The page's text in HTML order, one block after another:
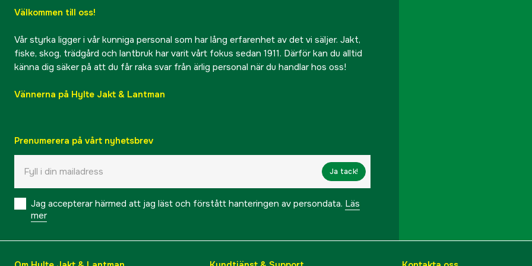
Välkommen till oss!
Vår styrka ligger i vår kunniga personal som har lång erfarenhet av det vi säljer. Jakt,
fiske, skog, trädgård och lantbruk har varit vårt fokus sedan 1911. Därför kan du alltid
känna dig säker på att du får raka svar från ärlig personal när du handlar hos oss!
Vännerna på Hylte Jakt & Lantman
Prenumerera på vårt nyhetsbrev
Ja tack!
Jag accepterar härmed att jag läst och förstått hanteringen av persondata. Läs
mer